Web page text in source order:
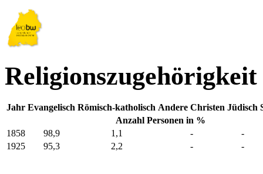
Jahr Evangelisch Römisch-katholisch Andere Christen Jüdisch
Anzahl Personen in %
1858
98,9 1,1 -
-
1925
95,3 2,2 - -